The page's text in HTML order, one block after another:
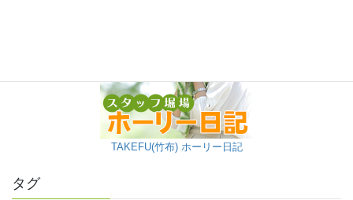
TAKEFU(竹布) ホーリー日記
タグ